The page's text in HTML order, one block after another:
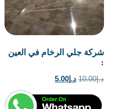
شركة جلي الرخام في العين
:
د.إ10.00 السعر
هو:
د.إ 5.00السعر
هو: